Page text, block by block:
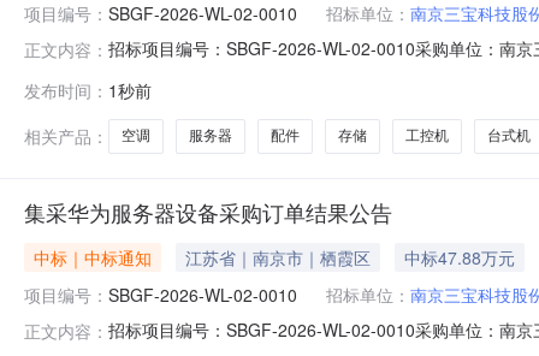
项目编号： SBGF-2026-WL-02-0010 招标单位： 南京三宝科技股
正文内容： 招标项目编号：SBGF-2026-WL-02-0010采购单位：南
四、成交供应商：1.南京鑫丰本信电子科技有限公司五
价1本项目应
发布时间： 1秒前
相关产品：
空调 服务器 配件 存储 工控机 台式机
集采华为服务器设备采购订单结果公告
中标｜中标通知 江苏省｜南京市｜栖霞区
中标47.88万元
项目编号： SBGF-2026-WL-02-0010 招标单位： 南京三宝科技股
正文内容： 招标项目编号：SBGF-2026-WL-02-0010采购单位：南